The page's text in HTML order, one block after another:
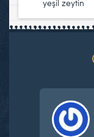
yeşil zeytin